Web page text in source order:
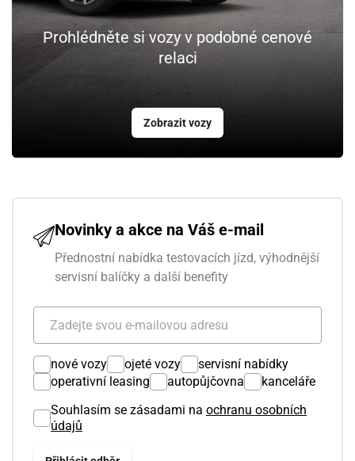
Prohlédněte si vozy v podobné cenové
relaci
Zobrazit vozy
Novinky a akce na Váš e-mail
Přednostní nabídka testovacích jízd, výhodnější
servisní balíčky a další benefity
nové vozy ojeté vozy
servisní nabídky
operativní leasing
autopůjčovna
kanceláře
Souhlasím se zásadami na ochranu osobních
údajů